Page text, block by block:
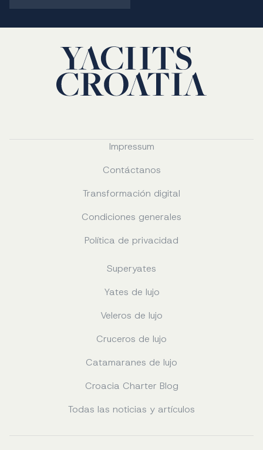
Impressum
Contáctanos
Transformación digital
Condiciones generales
Política de privacidad
Superyates
Yates de lujo
Veleros de lujo
Cruceros de lujo
Catamaranes de lujo
Croacia Charter Blog
Todas las noticias y artículos